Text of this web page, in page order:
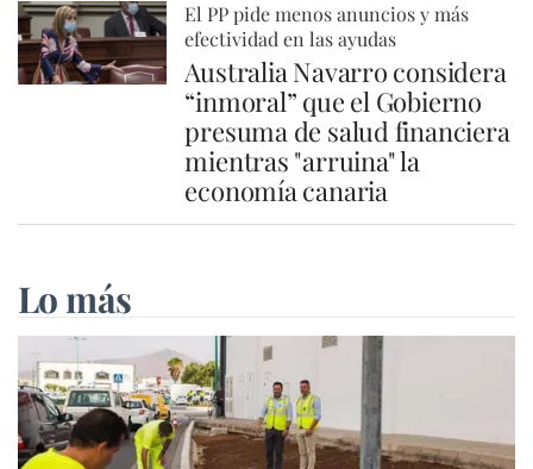
El PP pide menos anuncios y más
efectividad en las ayudas
Australia Navarro considera
“inmoral” que el Gobierno
presuma de salud financiera
mientras "arruina" la
economía canaria
Lo más